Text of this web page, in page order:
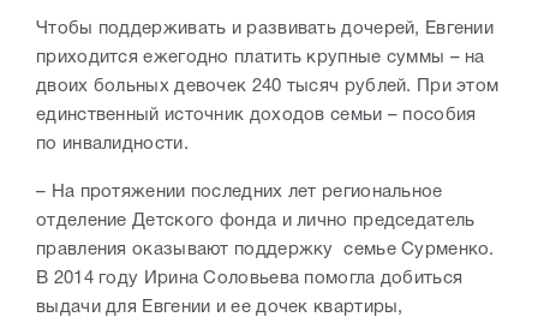
Чтобы поддерживать и развивать дочерей, Евгении
приходится ежегодно платить крупные суммы – на
двоих больных девочек 240 тысяч рублей. При этом
единственный источник доходов семьи – пособия
по инвалидности.
– На протяжении последних лет региональное
отделение Детского фонда и лично председатель
правления оказывают поддержку семье Сурменко.
В 2014 году Ирина Соловьева помогла добиться
выдачи для Евгении и ее дочек квартиры,